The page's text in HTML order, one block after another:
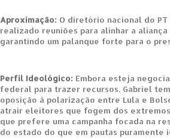
Aproximação: O diretório nacional do PT
realizado reuniões para alinhar a
garantindo um palanque forte para o
Perfil Ideológico: Embora esteja
federal para trazer recursos, Gabriel
oposição à polarização entre Lula e
atrair eleitores que fogem dos
que prefere uma campanha focada na
do estado do que em pautas puramente